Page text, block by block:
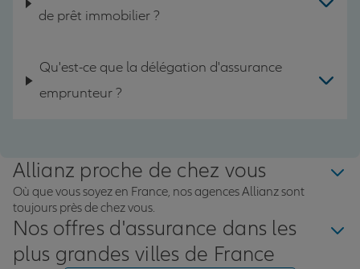
de prêt immobilier ?
Qu'est-ce que la délégation d'assurance
emprunteur ?
Allianz proche de chez vous
Où que vous soyez en France, nos agences Allianz sont
toujours près de chez vous.
Nos offres d'assurance dans les
plus grandes villes de France